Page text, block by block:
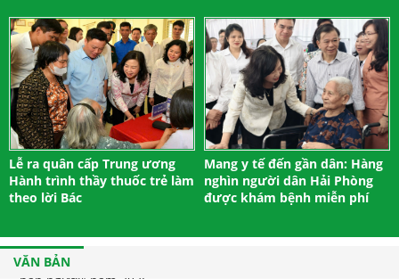
Lễ ra quân cấp Trung ương
Hành trình thầy thuốc trẻ làm
theo lời Bác
Mang y tế đến gần dân: Hàng
nghìn người dân Hải Phòng
được khám bệnh miễn phí
VĂN BẢN
V/v phối hợp tuyên truyền, phổ biến và đăng tải dự thảo hồ sơ
Nghị định quy định biện pháp quản lý hóa chất, chế phẩm diệt
côn trùng, diệt khuẩn dùng trong lĩnh vực gia dụng và y tế
Quyết định ban hành Thể lệ cuộc thi Sản phẩm phát thanh,
truyền hình về gương sáng trong công tác phòng bệnh năm
2026
Triển khai Tuần lễ thế giới nuôi con bằng sữa mẹ năm 2026
chống mua bán người" và "Ngày toàn dân phòng, chống mua
bán người" năm 2026